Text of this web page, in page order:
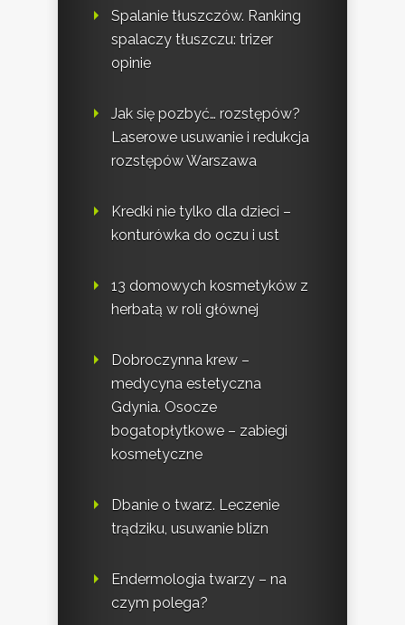
Spalanie tłuszczów. Ranking
spalaczy tłuszczu: trizer
opinie
Jak się pozbyć… rozstępów?
Laserowe usuwanie i redukcja
rozstępów Warszawa
Kredki nie tylko dla dzieci –
konturówka do oczu i ust
13 domowych kosmetyków z
herbatą w roli głównej
Dobroczynna krew –
medycyna estetyczna
Gdynia. Osocze
bogatopłytkowe – zabiegi
kosmetyczne
Dbanie o twarz. Leczenie
trądziku, usuwanie blizn
Endermologia twarzy – na
czym polega?